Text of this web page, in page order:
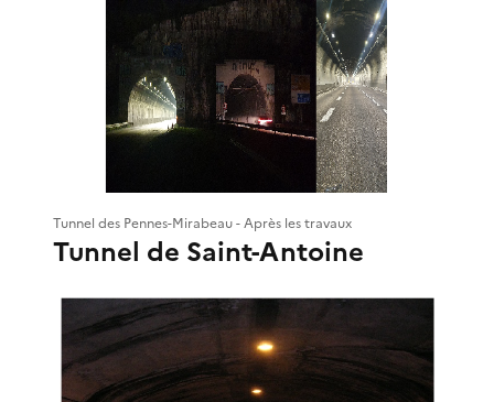
Tunnel des Pennes-Mirabeau - Après les travaux
Tunnel de Saint-Antoine